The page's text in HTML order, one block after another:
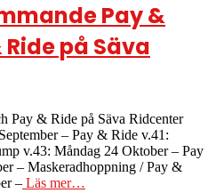
Pay &
på Säva
Pay & Ride på Säva Ridcenter
– Pay & Ride v.41:
v.43: Måndag 24 Oktober – Pay
– Maskeradhoppning / Pay &
– Läs mer…